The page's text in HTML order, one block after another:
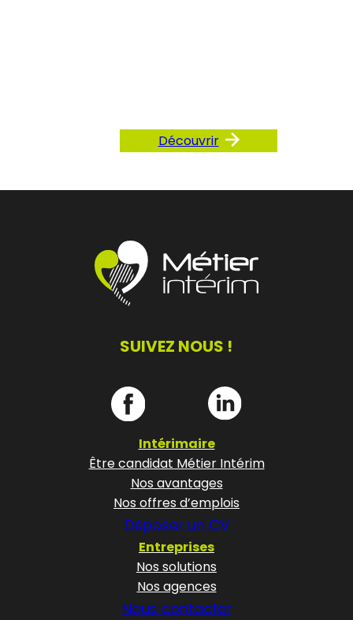
Découvrir
SUIVEZ NOUS !
Intérimaire
Être candidat Métier Intérim
Nos avantages
Nos offres d’emplois
Déposer un CV
Entreprises
Nos solutions
Nos agences
Nous contacter